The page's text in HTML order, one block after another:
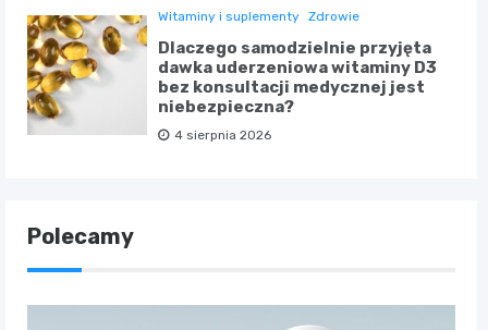
Witaminy i suplementy Zdrowie
Dlaczego samodzielnie przyjęta
dawka uderzeniowa witaminy D3
bez konsultacji medycznej jest
niebezpieczna?
4 sierpnia 2026
Polecamy